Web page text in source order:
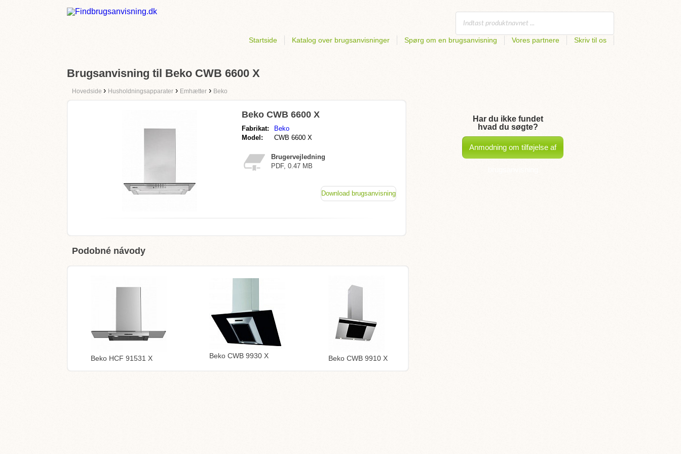
Startside Katalog over brugsanvisninger Spørg om en brugsanvisning Vores partnere Skriv til os
Brugsanvisning til Beko CWB 6600 X
Hovedside › Husholdningsapparater › Emhætter › Beko
Beko CWB 6600 X
Fabrikat:
Beko
Model:
CWB 6600 X
Brugervejledning
PDF, 0.47 MB
Download brugsanvisning
Podobné návody
Beko HCF 91531 X Beko CWB 9930 X Beko CWB 9910 X
Har du ikke fundet
hvad du søgte?
Anmodning om tilføjelse af